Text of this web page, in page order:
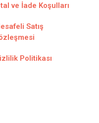
ve İade Koşulları
Satış
Politikası